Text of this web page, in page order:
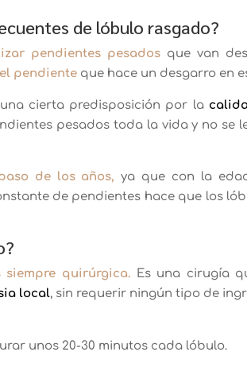
de lóbulo rasgado?
pendientes pesados que van
pendiente que hace un desgarro en
cierta predisposición por la
pesados toda la vida y no se
de los años, ya que con la
de pendientes hace que los
siempre quirúrgica. Es una cirugía
local, sin requerir ningún tipo de
unos 20-30 minutos cada lóbulo.